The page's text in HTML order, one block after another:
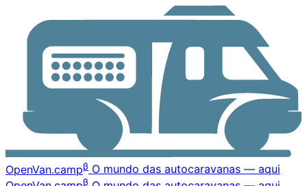
OpenVan.campβ O mundo das autocaravanas — aqui
β